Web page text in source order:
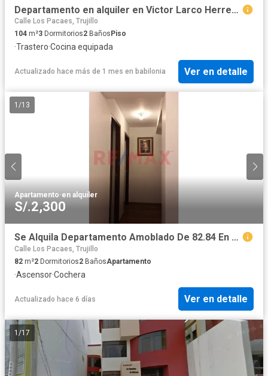
Departamento en alquiler en Victor Larco Herrera a S/1,950 al mes
Calle Los Pacaes, Trujillo
104 m²3 Dormitorios2 Baños Piso
·Trastero·Cocina equipada
Actualizado hace más de 1 mes en babilonia Ver en detalle
1 /13
Apartamento·en alquiler
S/.2,300
Se Alquila Departamento Amoblado De 82.84 En 4To Piso + Estacionamiento – Jardines Del Golf – S2,300 Soles
Calle Los Pacaes, Trujillo
82 m²2 Dormitorios2 BañosApartamento
·Ascensor·Cochera
Actualizado hace 6 días Ver en detalle
1 /17